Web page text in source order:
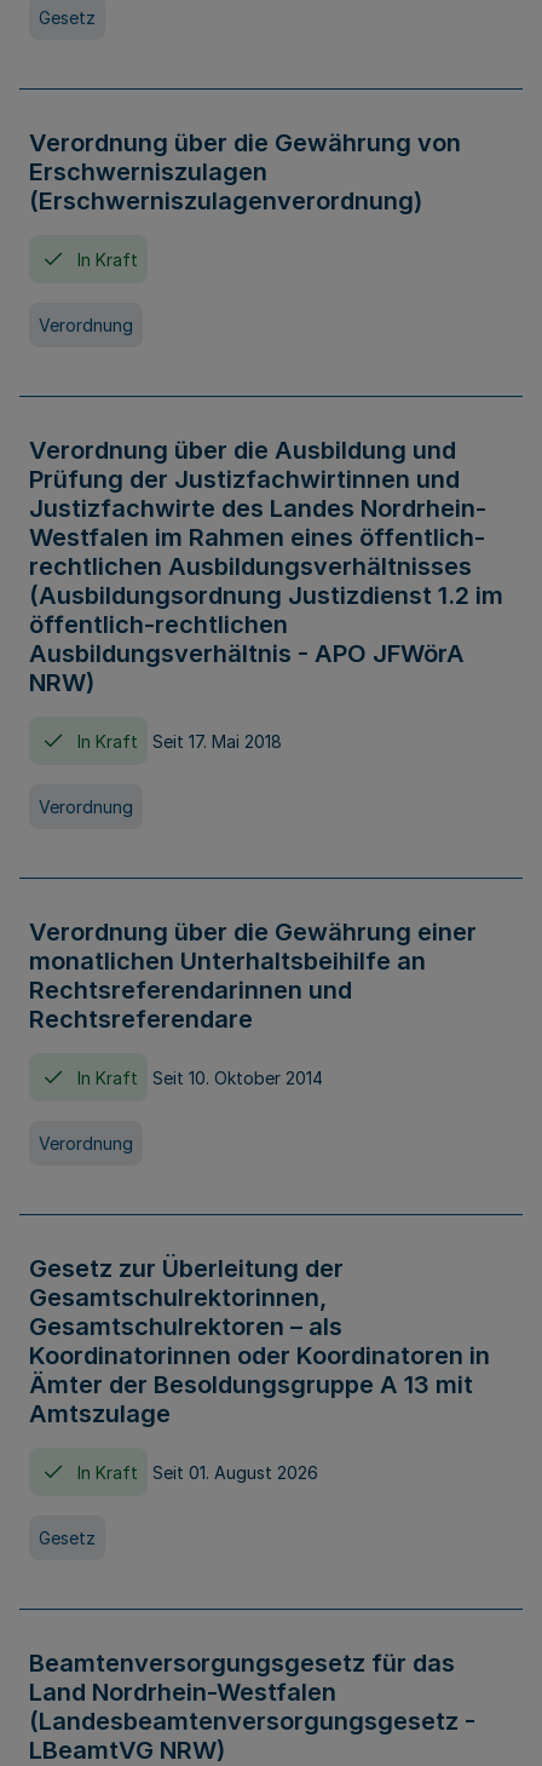
Gesetz
Verordnung über die Gewährung von
Erschwerniszulagen
(Erschwerniszulagenverordnung)
In Kraft
Verordnung
Verordnung über die Ausbildung und
Prüfung der Justizfachwirtinnen und
Justizfachwirte des Landes Nordrhein-
Westfalen im Rahmen eines öffentlich-
rechtlichen Ausbildungsverhältnisses
(Ausbildungsordnung Justizdienst 1.2 im
öffentlich-rechtlichen
Ausbildungsverhältnis - APO JFWörA
NRW)
In Kraft Seit 17. Mai 2018
Verordnung
Verordnung über die Gewährung einer
monatlichen Unterhaltsbeihilfe an
Rechtsreferendarinnen und
Rechtsreferendare
In Kraft Seit 10. Oktober 2014
Verordnung
Gesetz zur Überleitung der
Gesamtschulrektorinnen,
Gesamtschulrektoren – als
Koordinatorinnen oder Koordinatoren in
Ämter der Besoldungsgruppe A 13 mit
Amtszulage
In Kraft Seit 01. August 2026
Gesetz
Beamtenversorgungsgesetz für das
Land Nordrhein-Westfalen
(Landesbeamtenversorgungsgesetz -
LBeamtVG NRW)